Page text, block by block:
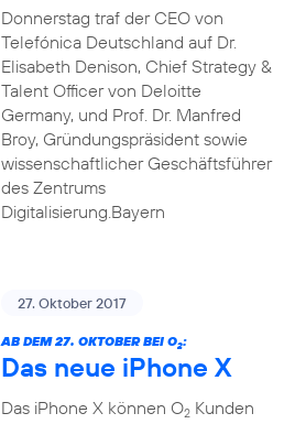
Donnerstag traf der CEO von
Telefónica Deutschland auf Dr.
Elisabeth Denison, Chief Strategy &
Talent Officer von Deloitte
Germany, und Prof. Dr. Manfred
Broy, Gründungspräsident sowie
wissenschaftlicher Geschäftsführer
des Zentrums
Digitalisierung.Bayern
27. Oktober 2017
AB DEM 27. OKTOBER BEI O2:
Das neue iPhone X
Das iPhone X können O2Kunden